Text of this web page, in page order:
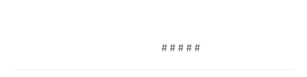
# # # # #